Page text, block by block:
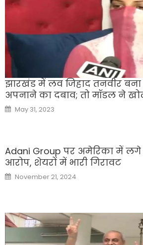
झारखंड में लव जिहाद तनवीर बना
अपनाने का दबाव; तो मॉडल ने
Posted
on
May 31, 2023
Adani Group पर अमेरिका में लगे
आरोप, शेयरों में भारी गिरावट
Posted
on
November 21, 2024